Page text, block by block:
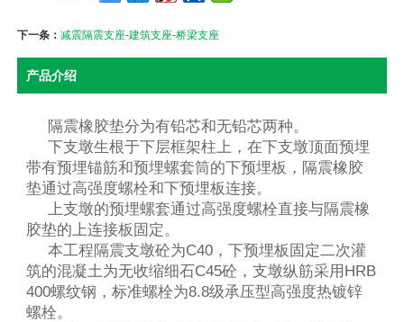
下一条：减震隔震支座-建筑支座-桥梁支座
产品介绍
隔震橡胶垫分为有铅芯和无铅芯两种。
下支墩生根于下层框架柱上，在下支墩顶面预埋
带有预埋锚筋和预埋螺套筒的下预埋板，隔震橡胶
垫通过高强度螺栓和下预埋板连接。
上支墩的预埋螺套通过高强度螺栓直接与隔震橡
胶垫的上连接板固定。
本工程隔震支墩砼为C40，下预埋板固定二次灌
筑的混凝土为无收缩细石C45砼，支墩纵筋采用HRB
400螺纹钢，标准螺栓为8.8级承压型高强度热镀锌
螺栓。